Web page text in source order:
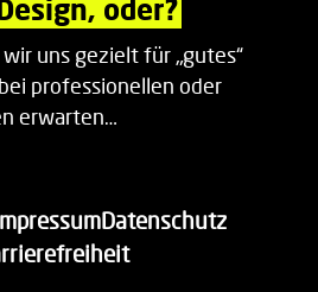
oder?
uns gezielt für „gutes“
professionellen oder
erwarten…
Datenschutz